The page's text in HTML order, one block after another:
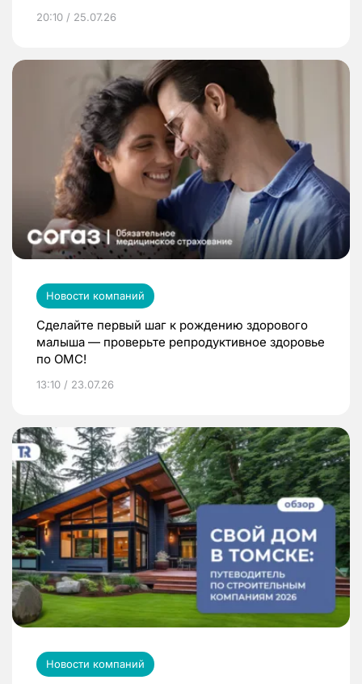
20:10 / 25.07.26
Новости компаний
Сделайте первый шаг к рождению здорового
малыша — проверьте репродуктивное здоровье
по ОМС!
13:10 / 23.07.26
Новости компаний